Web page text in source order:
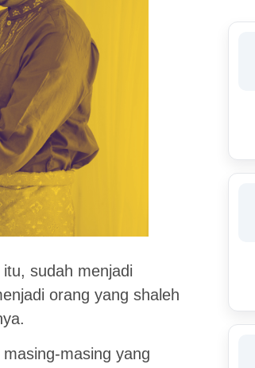
sudah menjadi
orang yang shaleh
masing yang